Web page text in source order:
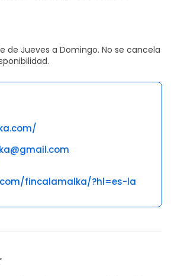
de Jueves a Domingo. No se cancela
fincalamalka/?hl=es-la